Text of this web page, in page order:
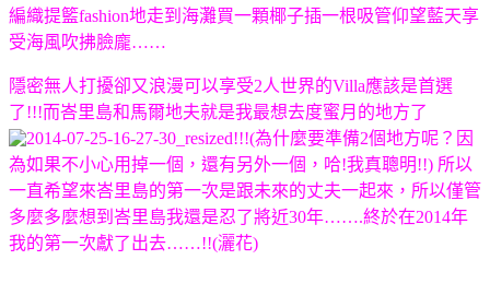
編織提籃fashion地走到海灘買一顆椰子插一根吸管仰望藍天享
受海風吹拂臉龐……
隱密無人打擾卻又浪漫可以享受2人世界的Villa應該是首選
了!!!而峇里島和馬爾地夫就是我最想去度蜜月的地方了
!!!(為什麼要準備2個地方呢？因
為如果不小心用掉一個，還有另外一個，哈!我真聰明!!) 所以
一直希望來峇里島的第一次是跟未來的丈夫一起來，所以僅管
多麼多麼想到峇里島我還是忍了將近30年…….終於在2014年
我的第一次獻了出去……!!(灑花)